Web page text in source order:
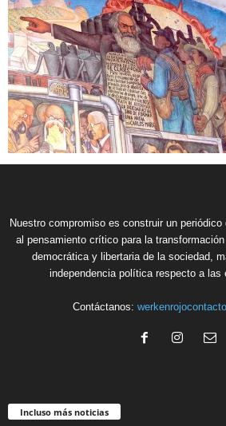
Nuestro compromiso es construir un
al pensamiento crítico para la
democrática y libertaria de la sociedad,
independencia política respecto a las
Contáctanos:
Incluso más noticias